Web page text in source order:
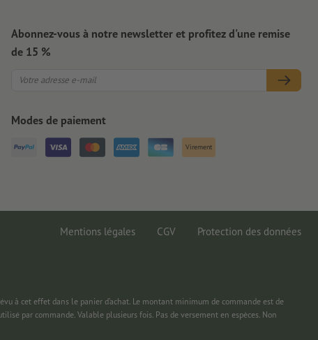
Abonnez-vous à notre newsletter et profitez d'une remise
de 15 %
Modes de paiement
Virement
Mentions légales CGV Protection des données
à cet effet dans le panier d’achat. Le montant minimum de commande est de
par commande. Valable plusieurs fois. Pas de versement en espèces. Non